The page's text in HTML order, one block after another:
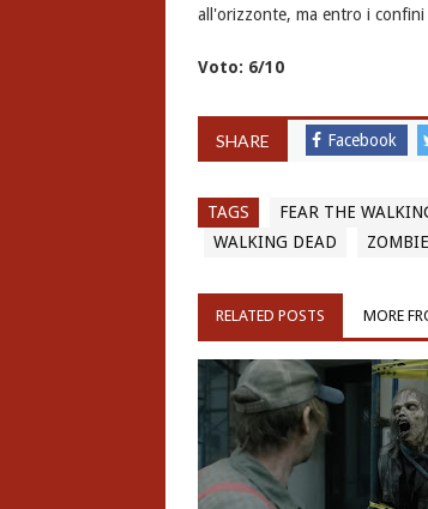
all'orizzonte, ma entro i confini
Voto: 6/10
SHARE Facebook
TAGS FEAR THE
WALKING DEAD
RELATED POSTS MORE